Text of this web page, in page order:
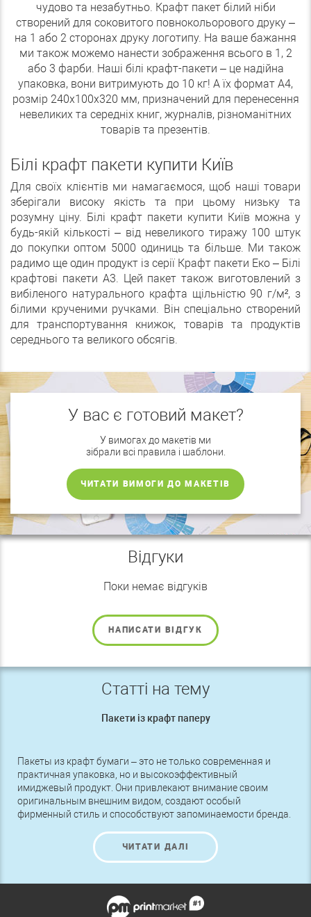
чудово та незабутньо. Крафт пакет білий ніби
створений для соковитого повнокольорового друку –
на 1 або 2 сторонах друку логотипу. На ваше бажання
ми також можемо нанести зображення всього в 1, 2
або 3 фарби. Наші білі крафт-пакети – це надійна
упаковка, вони витримують до 10 кг! А їх формат А4,
розмір 240х100х320 мм, призначений для перенесення
невеликих та середніх книг, журналів, різноманітних
товарів та презентів.
Білі крафт пакети купити Київ
Для своїх клієнтів ми намагаємося, щоб наші товари
зберігали високу якість та при цьому низьку та
розумну ціну. Білі крафт пакети купити Київ можна у
будь-якій кількості – від невеликого тиражу 100 штук
до покупки оптом 5000 одиниць та більше. Ми також
радимо ще один продукт із серії Крафт пакети Еко – Білі
крафтові пакети А3. Цей пакет також виготовлений з
вибіленого натурального крафта щільністю 90 г/м², з
білими крученими ручками. Він спеціально створений
для транспортування книжок, товарів та продуктів
середнього та великого обсягів.
У вас є готовий макет?
У вимогах до макетів ми
зібрали всі правила і шаблони.
ЧИТАТИ ВИМОГИ ДО МАКЕТІВ
Відгуки
Поки немає відгуків
НАПИСАТИ ВІДГУК
Статті на тему
Пакети із крафт паперу
Пакеты из крафт бумаги – это не только современная и
практичная упаковка, но и высокоэффективный
имиджевый продукт. Они привлекают внимание своим
оригинальным внешним видом, создают особый
фирменный стиль и способствуют запоминаемости бренда.
ЧИТАТИ ДАЛІ